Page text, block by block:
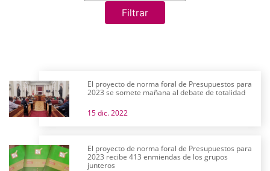
Filtrar
El proyecto de norma foral de Presupuestos para
2023 se somete mañana al debate de totalidad
15 dic. 2022
El proyecto de norma foral de Presupuestos para
2023 recibe 413 enmiendas de los grupos
junteros